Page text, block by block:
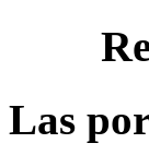
Las